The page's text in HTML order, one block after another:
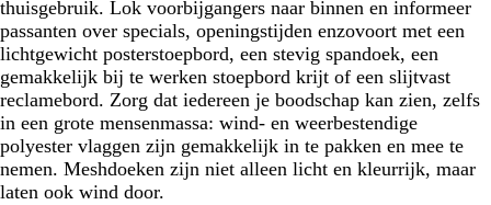
thuisgebruik. Lok voorbijgangers naar binnen en informeer
passanten over specials, openingstijden enzovoort met een
lichtgewicht posterstoepbord, een stevig spandoek, een
gemakkelijk bij te werken stoepbord krijt of een slijtvast
reclamebord. Zorg dat iedereen je boodschap kan zien, zelfs
in een grote mensenmassa: wind- en weerbestendige
polyester vlaggen zijn gemakkelijk in te pakken en mee te
nemen. Meshdoeken zijn niet alleen licht en kleurrijk, maar
laten ook wind door.